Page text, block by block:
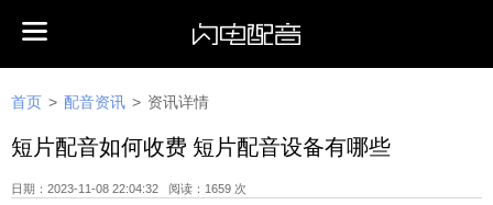
首页 > 配音资讯 > 资讯详情
短片配音如何收费 短片配音设备有哪些
日期：2023-11-08 22:04:32 阅读：1659 次